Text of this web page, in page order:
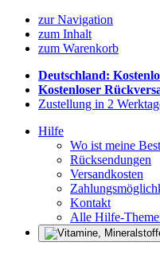
zur Navigation
zum Inhalt
zum Warenkorb
Deutschland:
Kostenloser
Zustellung in 2
Hilfe
Wo ist meine
Rücksendungen
Versandkosten
Kontakt
Alle Hilfe-